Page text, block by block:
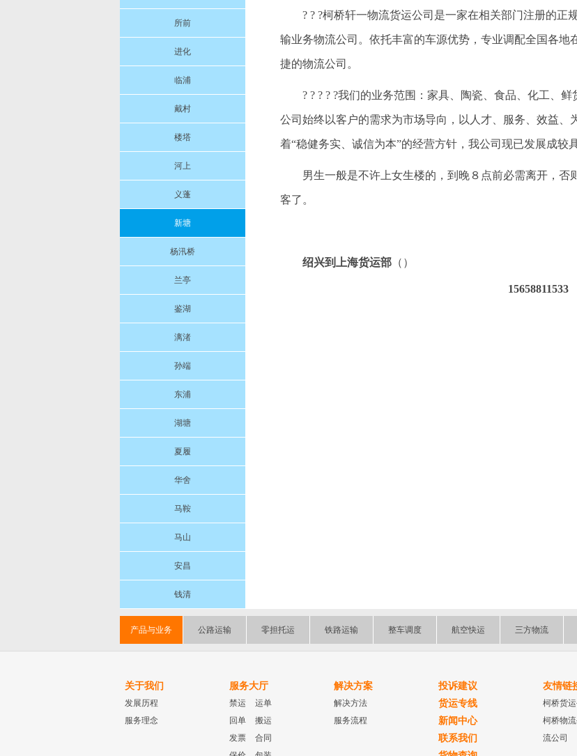
所前
进化
临浦
戴村
楼塔
河上
义蓬
新塘
杨汛桥
兰亭
鉴湖
漓渚
孙端
东浦
湖塘
夏履
华舍
马鞍
马山
安昌
钱清
? ? ?柯桥轩一物流货运公司是一家在相关部门注册的正
输业务物流公司。依托丰富的车源优势，专业调配全国各
捷的物流公司。
? ? ? ? ?我们的业务范围：家具、陶瓷、食品、化工、
公司始终以客户的需求为市场导向，以人才、服务、效益
着“稳健务实、诚信为本”的经营方针，我公司现已发展成较
男生一般是不许上女生楼的，到晚８点前必需离开，
客了。
绍兴到上海货运部 （）
15658811533
产品与业务 公路运输 零担托运 铁路运输 整车调度 航空快运 三方物流
关于我们
发展历程
服务理念
服务大厅
禁运
运单
回单
搬运
发票
合同
解决方案
解决方法
服务流程
投诉建议
货运专线
新闻中心
联系我们
友情链
柯桥货
柯桥物流
流公司